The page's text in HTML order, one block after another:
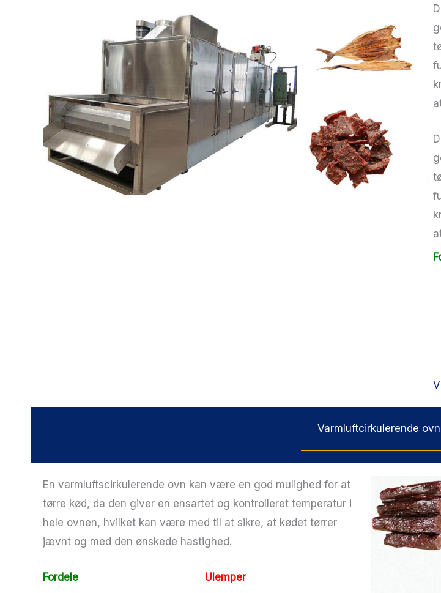
Varmluftcirkulerende
En varmluftscirkulerende ovn kan være en god mulighed for at
tørre kød, da den giver en ensartet og kontrolleret temperatur i
hele ovnen, hvilket kan være med til at sikre, at kødet tørrer
jævnt og med den ønskede hastighed.
Fordele Ulemper